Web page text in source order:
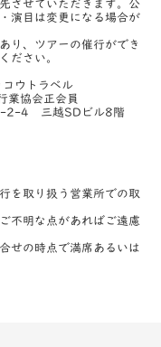
させていただきます。公
演目は変更になる場合が
り、ツアーの催行ができ
ださい。
ウトラベル
業協会正会員
2-4 三越SDビル8階
を取り扱う営業所での取
不明な点があればご遠慮
せの時点で満席あるいは